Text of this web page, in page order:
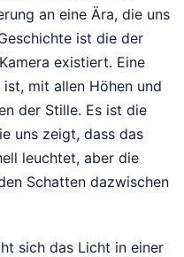
an eine Ära, die uns
ist die der
existiert. Eine
mit allen Höhen und
der Stille. Es ist die
uns zeigt, dass das
leuchtet, aber die
Schatten dazwischen
sich das Licht in einer